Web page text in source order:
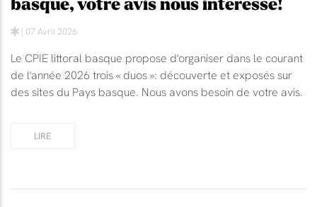
| 07 Avril 2026
Le CPIE littoral basque propose d'organiser dans le courant
de l'année 2026 trois « duos »: découverte et exposés sur
des sites du Pays basque. Nous avons besoin de votre avis.
LIRE